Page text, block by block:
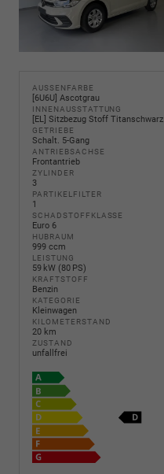
AUSSENFARBE
[6U6U] Ascotgrau
INNENAUSSTATTUNG
[EL] Sitzbezug Stoff Titanschwarz
GETRIEBE
Schalt. 5-Gang
ANTRIEBSACHSE
Frontantrieb
ZYLINDER
3
PARTIKELFILTER
1
SCHADSTOFFKLASSE
Euro 6
HUBRAUM
999 ccm
LEISTUNG
59 kW (80 PS)
KRAFTSTOFF
Benzin
KATEGORIE
Kleinwagen
KILOMETERSTAND
20 km
ZUSTAND
unfallfrei